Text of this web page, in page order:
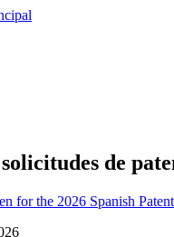
de
for the 2026 Spanish